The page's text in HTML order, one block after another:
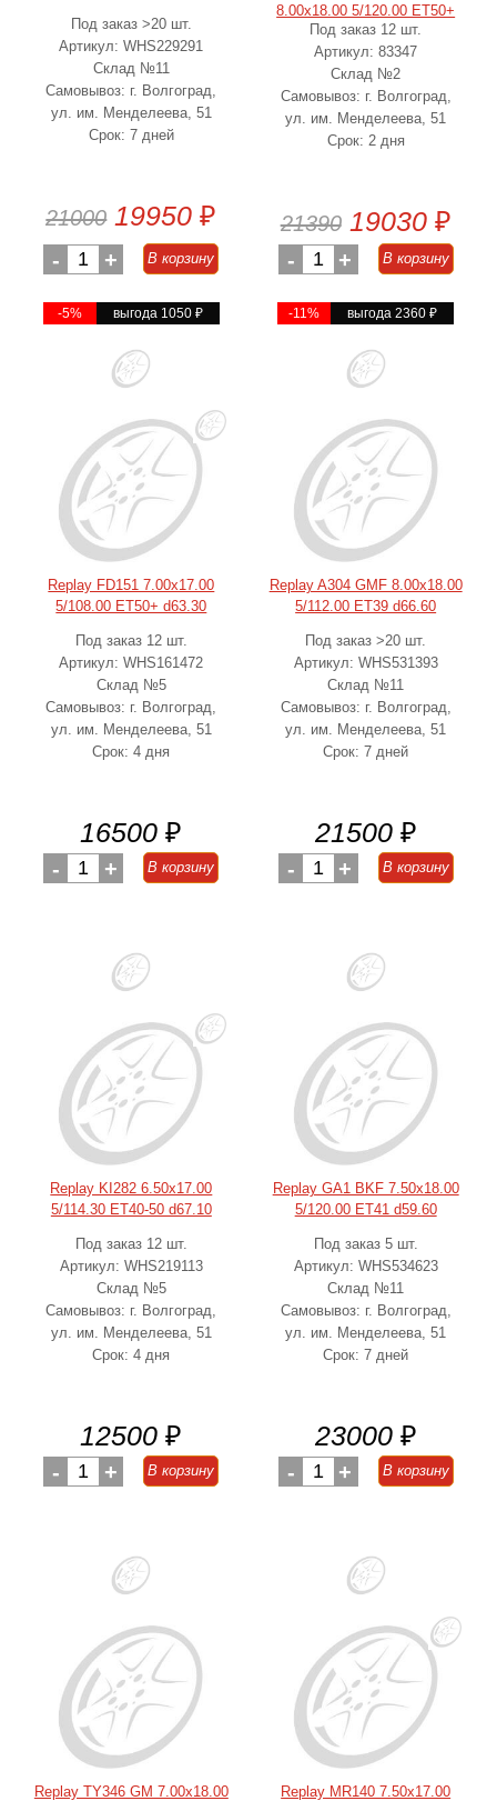
Под заказ >20 шт.
Артикул: WHS229291
Склад №11
Самовывоз: г. Волгоград,
ул. им. Менделеева, 51
Срок: 7 дней
21000 19950 ₽
- 1 + В корзину
-5% выгода 1050 ₽
8.00x18.00 5/120.00 ET50+
d64.10
Под заказ 12 шт.
Артикул: 83347
Склад №2
Самовывоз: г. Волгоград,
ул. им. Менделеева, 51
Срок: 2 дня
21390 19030 ₽
- 1 + В корзину
-11% выгода 2360 ₽
Replay FD151 7.00x17.00
5/108.00 ET50+ d63.30
Под заказ 12 шт.
Артикул: WHS161472
Склад №5
Самовывоз: г. Волгоград,
ул. им. Менделеева, 51
Срок: 4 дня
16500 ₽
- 1 + В корзину
Replay A304 GMF 8.00x18.00
5/112.00 ET39 d66.60
Под заказ >20 шт.
Артикул: WHS531393
Склад №11
Самовывоз: г. Волгоград,
ул. им. Менделеева, 51
Срок: 7 дней
21500 ₽
- 1 + В корзину
Replay KI282 6.50x17.00
5/114.30 ET40-50 d67.10
Под заказ 12 шт.
Артикул: WHS219113
Склад №5
Самовывоз: г. Волгоград,
ул. им. Менделеева, 51
Срок: 4 дня
12500 ₽
- 1 + В корзину
Replay GA1 BKF 7.50x18.00
5/120.00 ET41 d59.60
Под заказ 5 шт.
Артикул: WHS534623
Склад №11
Самовывоз: г. Волгоград,
ул. им. Менделеева, 51
Срок: 7 дней
23000 ₽
- 1 + В корзину
Replay TY346 GM 7.00x18.00
Replay MR140 7.50x17.00